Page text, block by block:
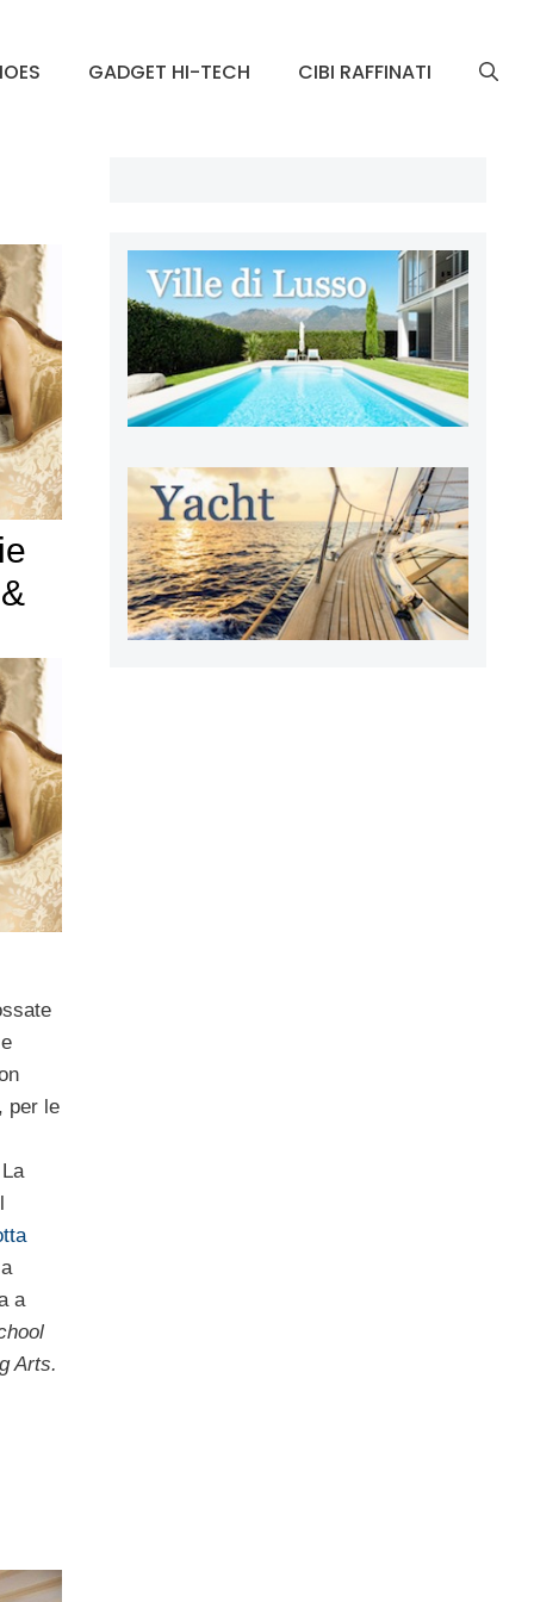
GADGET HI-TECH CIBI RAFFINATI
per le
a
Arts.